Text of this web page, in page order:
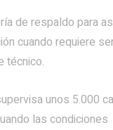
de respaldo para
cuando requiere
técnico.
unos 5.000
las condiciones